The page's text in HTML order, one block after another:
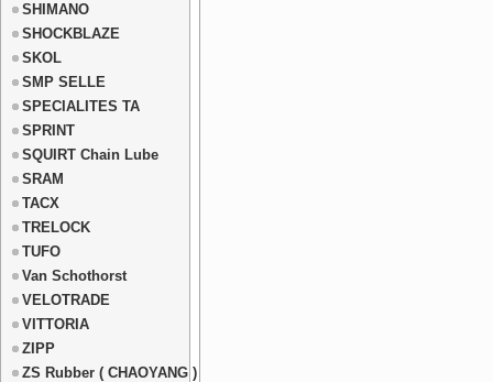
SHIMANO
SHOCKBLAZE
SKOL
SMP SELLE
SPECIALITES TA
SPRINT
SQUIRT Chain Lube
SRAM
TACX
TRELOCK
TUFO
Van Schothorst
VELOTRADE
VITTORIA
ZIPP
ZS Rubber ( CHAOYANG )